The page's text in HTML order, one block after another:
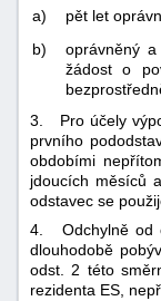
a)
pět let
b)
oprávněný
žádost o
3. Pro účely
prvního
obdobími
jdoucích měsíců
odstavec se
4. Odchylně od
dlouhodobě
odst. 2 této
rezidenta ES,